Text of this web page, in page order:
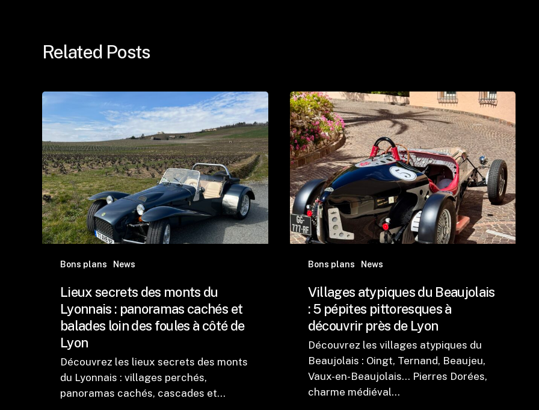
Related Posts
Bons plans News
Lieux secrets des monts du
Lyonnais : panoramas cachés et
balades loin des foules à côté de
Lyon
Découvrez les lieux secrets des monts
du Lyonnais : villages perchés,
panoramas cachés, cascades et…
Bons plans News
Villages atypiques du Beaujolais
: 5 pépites pittoresques à
découvrir près de Lyon
Découvrez les villages atypiques du
Beaujolais : Oingt, Ternand, Beaujeu,
Vaux-en-Beaujolais... Pierres Dorées,
charme médiéval…